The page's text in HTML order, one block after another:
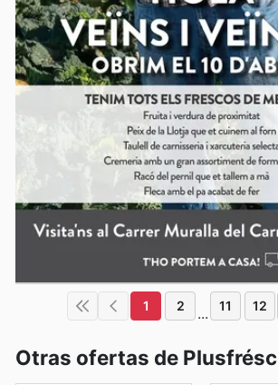
1 2 ... 11 12
Otras ofertas de Plusfrésc